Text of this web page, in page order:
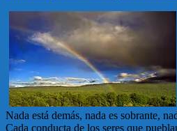
Nada está demás, nada es sobrante,
Cada conducta de los seres que